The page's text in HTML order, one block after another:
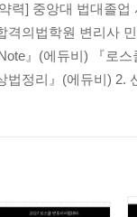
구취지 확장 및 시
권에 대한 가압류의
수청구권과 상환이
행판결 가부 53
장 인정 여부 55
부와 위반시 구제방
력] 중앙대 법대졸업
격의법학원 변리사
』(에듀비) 『로
법정리』(에듀비) 2.